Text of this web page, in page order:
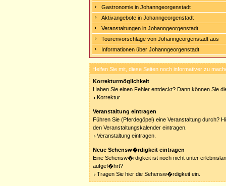
Gastronomie in Johanngeorgenstadt
Aktivangebote in Johanngeorgenstadt
Veranstaltungen in Johanngeorgenstadt
Tourenvorschläge von Johanngeorgenstadt aus
Informationen über Johanngeorgenstadt
Helfen Sie mit, diese Seiten noch informativer zu
Korrekturmöglichkeit
Haben Sie einen Fehler entdeckt? Dann können Sie
Korrektur
Veranstaltung eintragen
Führen Sie (Pferdegöpel) eine Veranstaltung durch?
den Veranstaltungskalender eintragen.
Veranstaltung eintragen.
Neue Sehensw�rdigkeit eintragen
Eine Sehensw�rdigkeit ist noch nicht unter
aufgef�hrt?
Tragen Sie hier die Sehensw�rdigkeit ein.